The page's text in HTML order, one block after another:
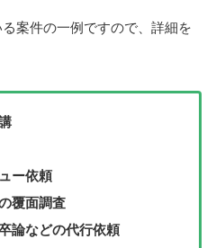
案件の一例ですので、詳細を
ー依頼
覆面調査
論などの代行依頼